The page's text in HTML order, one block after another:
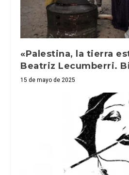
«Palestina, la tierra
Beatriz Lecumberri.
15 de mayo de 2025